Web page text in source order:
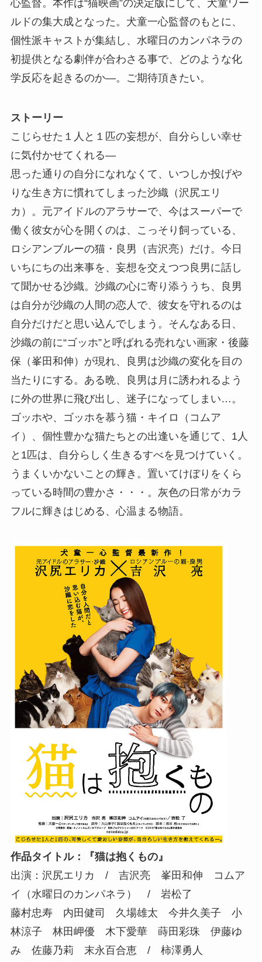
心監督。本作は“猫映画”の決定版にして、犬童ワー
ルドの集大成となった。犬童一心監督のもとに、
個性派キャストが集結し、水曜日のカンパネラの
初提供となる劇伴が合わさる事で、どのような化
学反応を起きるのか―。ご期待頂きたい。
ストーリー
こじらせた１人と１匹の妄想が、自分らしい幸せ
に気付かせてくれる―
思った通りの自分になれなくて、いつしか投げや
りな生き方に慣れてしまった沙織（沢尻エリ
カ）。元アイドルのアラサーで、今はスーパーで
働く彼女が心を開くのは、こっそり飼っている、
ロシアンブルーの猫・良男（吉沢亮）だけ。今日
いちにちの出来事を、妄想を交えつつ良男に話し
て聞かせる沙織。沙織の心に寄り添ううち、良男
は自分が沙織の人間の恋人で、彼女を守れるのは
自分だけだと思い込んでしまう。そんなある日、
沙織の前に“ゴッホ”と呼ばれる売れない画家・後藤
保（峯田和伸）が現れ、良男は沙織の変化を目の
当たりにする。ある晩、良男は月に誘われるよう
に外の世界に飛び出し、迷子になってしまい…。
ゴッホや、ゴッホを慕う猫・キイロ（コムア
イ）、個性豊かな猫たちとの出逢いを通じて、1人
と1匹は、自分らしく生きるすべを見つけていく。
うまくいかないことの輝き。置いてけぼりをくら
っている時間の豊かさ・・・。灰色の日常がカラ
フルに輝きはじめる、心温まる物語。
作品タイトル：『猫は抱くもの』
出演：沢尻エリカ / 吉沢亮 峯田和伸 コムア
イ（水曜日のカンパネラ） / 岩松了
藤村忠寿 内田健司 久場雄太 今井久美子 小
林涼子 林田岬優 木下愛華 蒔田彩珠 伊藤ゆ
み 佐藤乃莉 末永百合恵 / 柿澤勇人